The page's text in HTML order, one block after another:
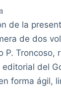
de la
de dos
P. Troncoso,
editorial del
forma ágil,